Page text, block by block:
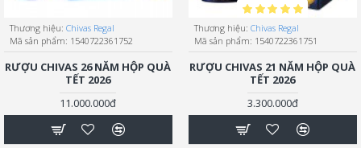
Thương hiệu: Chivas Regal
Mã sản phẩm: 1540722361752
RƯỢU CHIVAS 26 NĂM HỘP QUÀ
TẾT 2026
11.000.000đ
Thương hiệu: Chivas Regal
Mã sản phẩm: 1540722361751
RƯỢU CHIVAS 21 NĂM HỘP QUÀ
TẾT 2026
3.300.000đ